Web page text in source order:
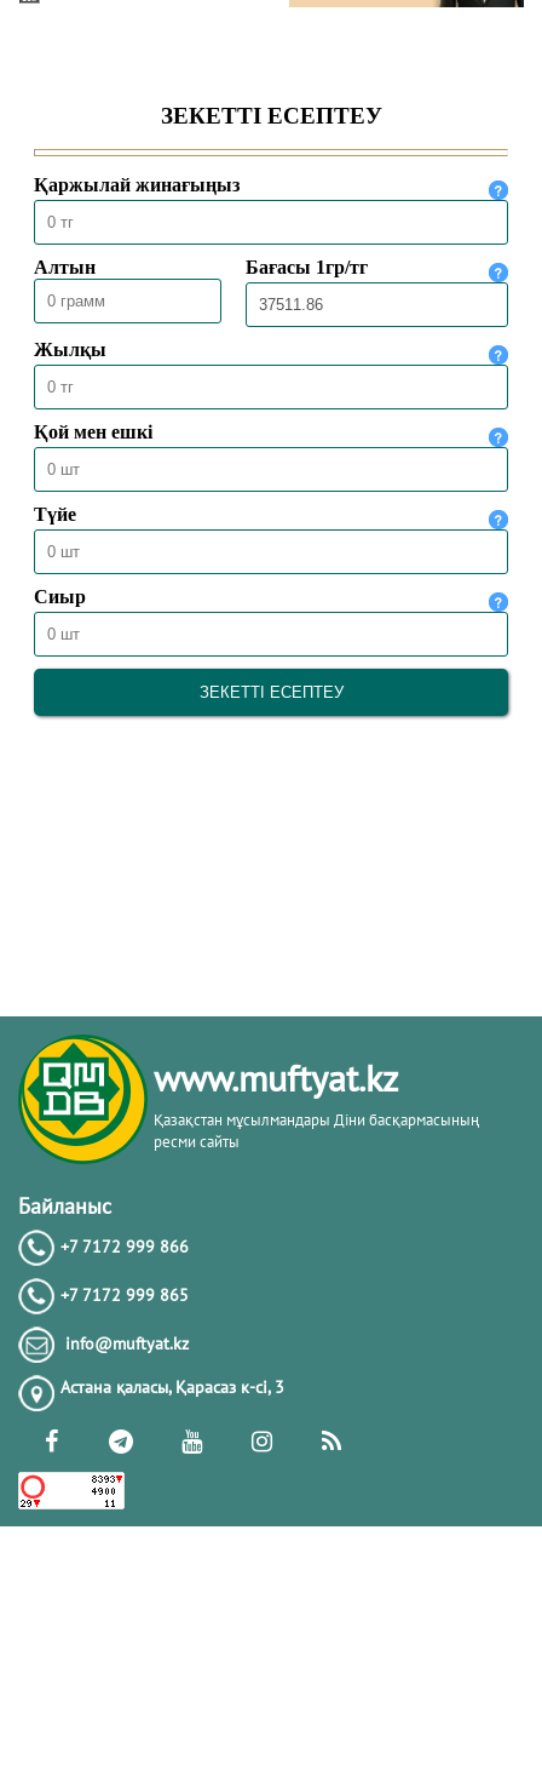
13.07.2024 13572
ДӘСТҮРЛІ ДІННІҢ УЫЗЫНА
ЖАРЫҒАН ҰРПАҚ ЖАТ АҒЫМҒА
ТӨТЕП БЕРЕ АЛАДЫ
06.03.2024
www.muftyat.kz
Қазақстан мұсылмандары Діни басқармасының
ресми сайты
Байланыс
+7 7172 999 866
+7 7172 999 865
info@muftyat.kz
Астана қаласы, Қарасаз к-сi, 3